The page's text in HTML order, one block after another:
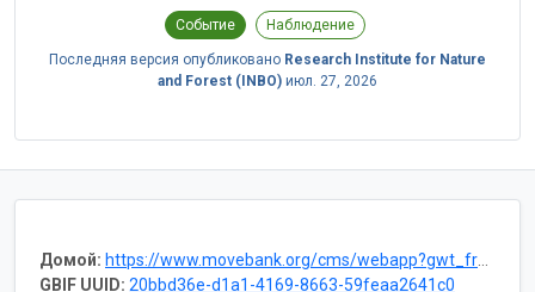
Событие Наблюдение
Последняя версия опубликовано Research Institute for Nature
and Forest (INBO) июл. 27, 2026
Домой: https://www.movebank.org/cms/webapp?gwt_fragment=page=studies,path=study1099562810
GBIF UUID: 20bbd36e-d1a1-4169-8663-59feaa2641c0